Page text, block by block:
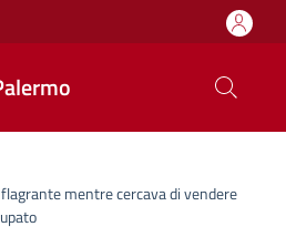
mentre cercava di vendere